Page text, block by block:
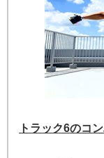
トラック6のコ